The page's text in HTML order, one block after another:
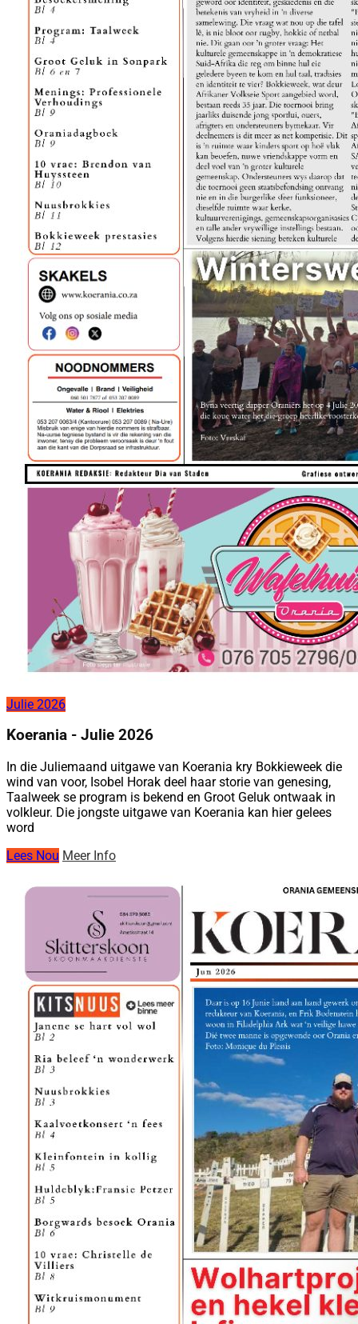
Julie 2026
Koerania - Julie 2026
In die Juliemaand uitgawe van Koerania kry Bokkieweek die
wind van voor, Isobel Horak deel haar storie van genesing,
Taalweek se program is bekend en Groot Geluk ontwaak in
volkleur. Die jongste uitgawe van Koerania kan hier gelees
word
Lees Nou Meer Info